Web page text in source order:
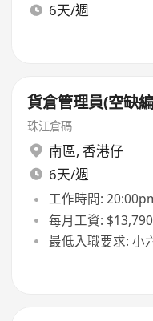
6天/週
貨倉管理員(空缺
珠江倉碼
南區, 香港仔
6天/週
工作時間:
每月工資: $13,790
最低入職要求: 小